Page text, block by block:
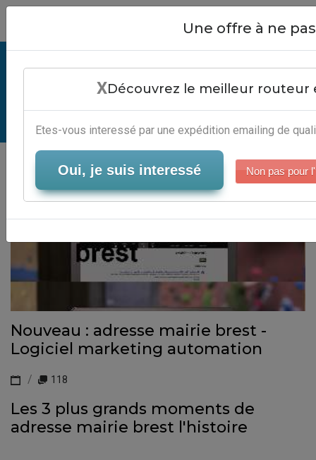
Adresse Mairie Brest - Plateforme
Marketing Direct
Serveur-Emailing
Nouveau : adresse mairie brest -
Logiciel marketing automation
118
Les 3 plus grands moments de
adresse mairie brest l'histoire
Close
Une offre à ne
XDécouvrez le meilleur routeur
Etes-vous interessé par une expédition emailing de
Oui, je suis interessé Non pas pour